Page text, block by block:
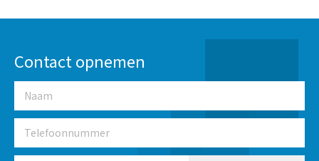
Contact opnemen